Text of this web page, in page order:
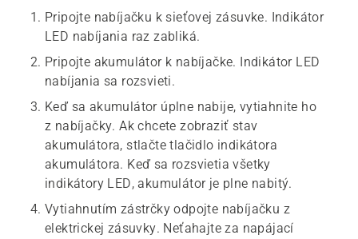
Pripojte nabíjačku k sieťovej zásuvke. Indikátor
LED nabíjania raz zabliká.
Pripojte akumulátor k nabíjačke. Indikátor LED
nabíjania sa rozsvieti.
Keď sa akumulátor úplne nabije, vytiahnite ho
z nabíjačky. Ak chcete zobraziť stav
akumulátora, stlačte tlačidlo indikátora
akumulátora. Keď sa rozsvietia všetky
indikátory LED, akumulátor je plne nabitý.
Vytiahnutím zástrčky odpojte nabíjačku z
elektrickej zásuvky. Neťahajte za napájací